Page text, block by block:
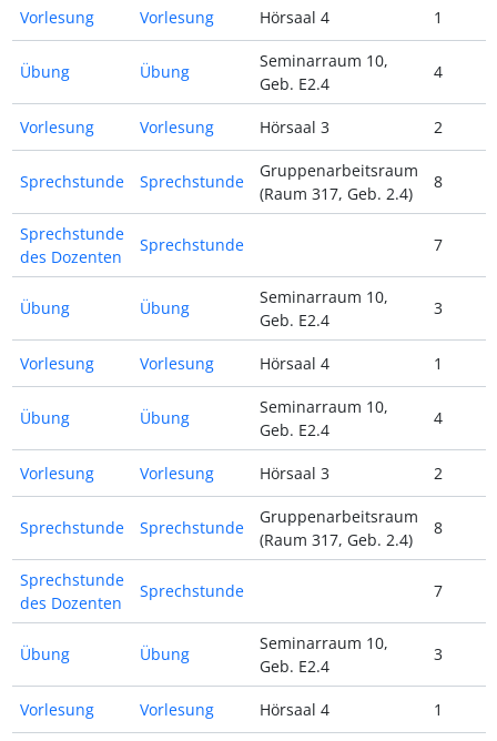
Vorlesung Vorlesung Hörsaal 4 1
Übung Übung
Seminarraum 10,
Geb. E2.4
4
Vorlesung Vorlesung Hörsaal 3 2
Sprechstunde Sprechstunde
Gruppenarbeitsraum
(Raum 317, Geb. 2.4)
8
Sprechstunde
des Dozenten
Sprechstunde 7
Übung Übung
Seminarraum 10,
Geb. E2.4
3
Vorlesung Vorlesung Hörsaal 4 1
Übung Übung
Seminarraum 10,
Geb. E2.4
4
Vorlesung Vorlesung Hörsaal 3 2
Sprechstunde Sprechstunde
Gruppenarbeitsraum
(Raum 317, Geb. 2.4)
8
Sprechstunde
des Dozenten
Sprechstunde 7
Übung Übung
Seminarraum 10,
Geb. E2.4
3
Vorlesung Vorlesung Hörsaal 4 1